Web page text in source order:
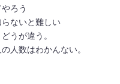
ろう
ないと難しい
うが違う。
人数はわかんない。